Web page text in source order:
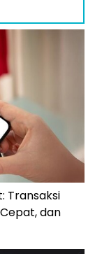
Transaksi
dan